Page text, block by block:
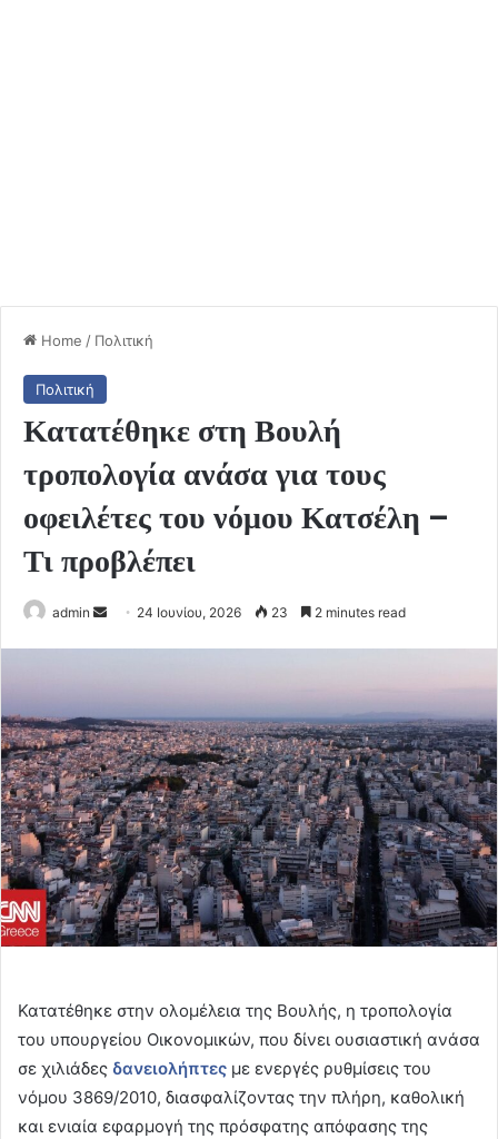
Home / Πολιτική
Πολιτική
Κατατέθηκε στη Βουλή
τροπολογία ανάσα για τους
οφειλέτες του νόμου Κατσέλη –
Τι προβλέπει
admin
Send 24 Ιουνίου, 2026 23 2 minutes read
Κατατέθηκε στην ολομέλεια της Βουλής, η τροπολογία
του υπουργείου Οικονομικών, που δίνει ουσιαστική ανάσα
σε χιλιάδες δανειολήπτες με ενεργές ρυθμίσεις του
νόμου 3869/2010, διασφαλίζοντας την πλήρη, καθολική
και ενιαία εφαρμογή της πρόσφατης απόφασης της